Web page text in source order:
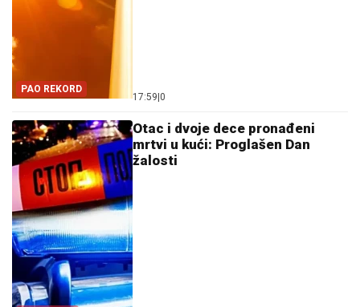
PAO REKORD
17:59 0
Otac i dvoje dece pronađeni
mrtvi u kući: Proglašen Dan
žalosti